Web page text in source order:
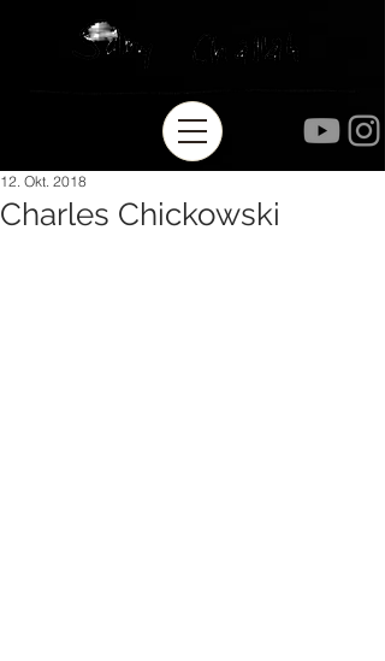
Charles Chickowski
12. Okt. 2018